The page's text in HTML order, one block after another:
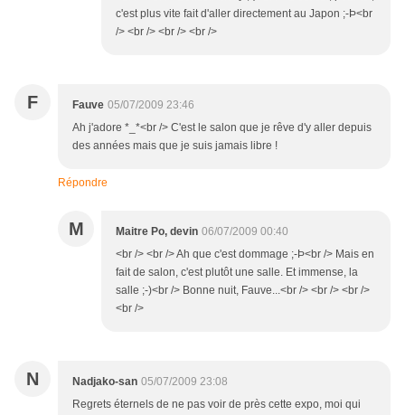
c'est plus vite fait d'aller directement au Japon ;-Þ<br
/> <br /> <br /> <br />
F Fauve 05/07/2009 23:46
Ah j'adore *_*<br /> C'est le salon que je rêve d'y aller depuis
des années mais que je suis jamais libre !
Répondre
M Maitre Po, devin 06/07/2009 00:40
<br /> <br /> Ah que c'est dommage ;-Þ<br /> Mais en
fait de salon, c'est plutôt une salle. Et immense, la
salle ;-)<br /> Bonne nuit, Fauve...<br /> <br /> <br />
<br />
N Nadjako-san 05/07/2009 23:08
Regrets éternels de ne pas voir de près cette expo, moi qui